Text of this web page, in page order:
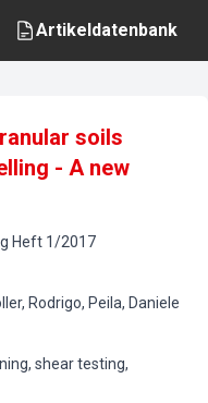
Artikeldatenbank
soils
- A new
Heft 1/2017
Rodrigo, Peila, Daniele
shear testing,